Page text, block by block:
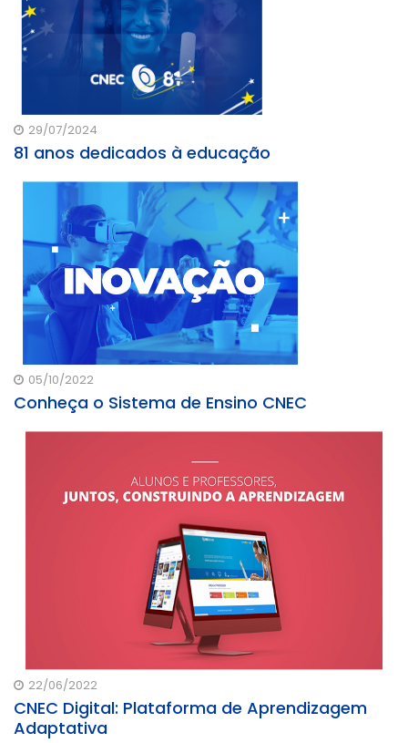
29/07/2024
81 anos dedicados à educação
05/10/2022
Conheça o Sistema de Ensino CNEC
22/06/2022
CNEC Digital: Plataforma de Aprendizagem
Adaptativa